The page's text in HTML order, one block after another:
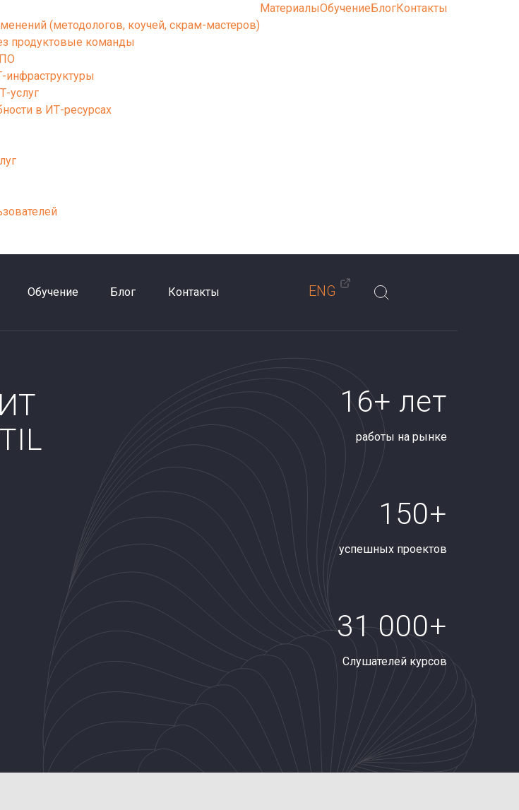
(методологов, коучей, скрам-мастеров)
продуктовые команды
инфраструктуры
услуг
в ИТ-ресурсах
МатериалыОбучениеБлогКонтакты
Обучение Блог Контакты ENG
16+ лет
работы на рынке
150+
успешных проектов
31 000+
Слушателей курсов